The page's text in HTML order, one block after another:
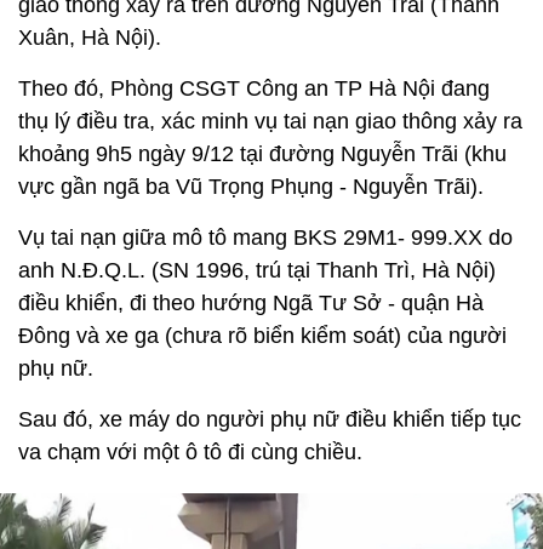
giao thông xảy ra trên đường Nguyễn Trãi (Thanh
Xuân, Hà Nội).
Theo đó, Phòng CSGT Công an TP Hà Nội đang
thụ lý điều tra, xác minh vụ tai nạn giao thông xảy ra
khoảng 9h5 ngày 9/12 tại đường Nguyễn Trãi (khu
vực gần ngã ba Vũ Trọng Phụng - Nguyễn Trãi).
Vụ tai nạn giữa mô tô mang BKS 29M1- 999.XX do
anh N.Đ.Q.L. (SN 1996, trú tại Thanh Trì, Hà Nội)
điều khiển, đi theo hướng Ngã Tư Sở - quận Hà
Đông và xe ga (chưa rõ biển kiểm soát) của người
phụ nữ.
Sau đó, xe máy do người phụ nữ điều khiển tiếp tục
va chạm với một ô tô đi cùng chiều.